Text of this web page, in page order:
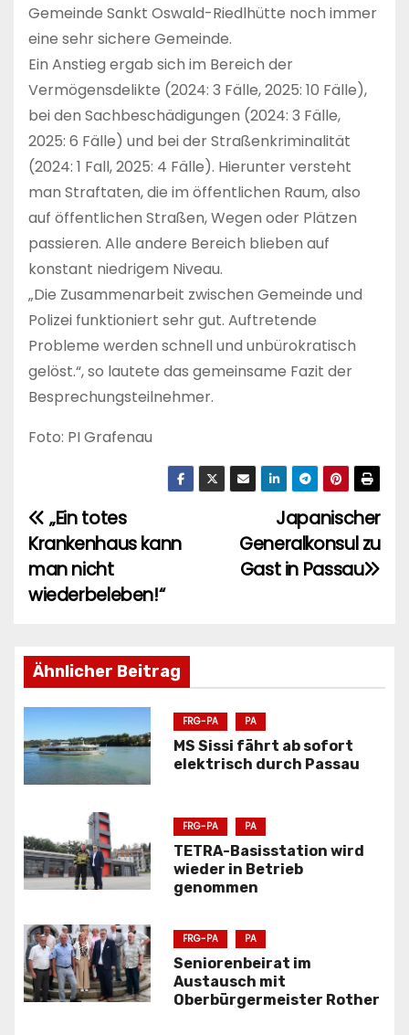
Gemeinde Sankt Oswald-Riedlhütte noch immer
eine sehr sichere Gemeinde.
Ein Anstieg ergab sich im Bereich der
Vermögensdelikte (2024: 3 Fälle, 2025: 10 Fälle),
bei den Sachbeschädigungen (2024: 3 Fälle,
2025: 6 Fälle) und bei der Straßenkriminalität
(2024: 1 Fall, 2025: 4 Fälle). Hierunter versteht
man Straftaten, die im öffentlichen Raum, also
auf öffentlichen Straßen, Wegen oder Plätzen
passieren. Alle andere Bereich blieben auf
konstant niedrigem Niveau.
„Die Zusammenarbeit zwischen Gemeinde und
Polizei funktioniert sehr gut. Auftretende
Probleme werden schnell und unbürokratisch
gelöst.“, so lautete das gemeinsame Fazit der
Besprechungsteilnehmer.
Foto: PI Grafenau
B
e
i
r
a
g
s
a
v
i
g
a
Japanischer
Generalkonsul zu
Gast in Passau
„Ein totes
Krankenhaus kann
man nicht
wiederbeleben!“
Ähnlicher Beitrag
FRG-PA PA
MS Sissi fährt ab sofort
elektrisch durch Passau
FRG-PA PA
TETRA-Basisstation wird
wieder in Betrieb
genommen
FRG-PA PA
Seniorenbeirat im
Austausch mit
Oberbürgermeister Rother